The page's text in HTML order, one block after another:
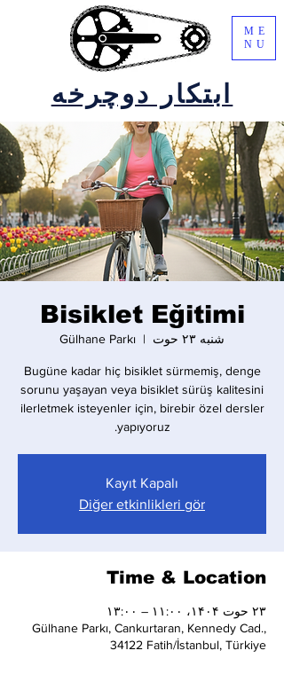
ابتکار دوچرخه
ME
NU
Bisiklet Eğitimi
شنبه ۲۳ حوت
  |
Gülhane Parkı
Bugüne kadar hiç bisiklet sürmemiş, denge
sorunu yaşayan veya bisiklet sürüş kalitesini
ilerletmek isteyenler için, birebir özel dersler
yapıyoruz.
Kayıt Kapalı
Diğer etkinlikleri gör
Time & Location
۲۳ حوت ۱۴۰۴، ۱۱:۰۰ – ۱۳:۰۰
Gülhane Parkı, Cankurtaran, Kennedy Cad.,
34122 Fatih/İstanbul, Türkiye